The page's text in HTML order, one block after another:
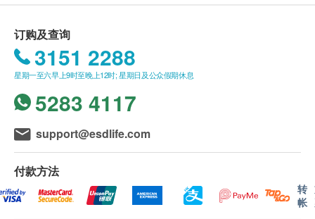
出每天好生活，超越卓越，成就最好。
ApexHealth 由科学和医学专家团队组成，探索生命科
技的研究与应用，提供国际级高标准的身体检查和基因
检测服务，更开拓崭新的「检测+」概念，把精准的检
测服务连结至个人化的跟进方案，由跨专业的医学专家
针对检测结果，于个人发展、健康管理以至生活保健等
领域，提供积极前瞻的专业建议。
我们以香港为基地，锐意以全面周详的检测服务照顾人
出每天好生活，超越卓越，成就最好。
ApexHealth专注于5大专业检测服务涵盖身体检查、癌
症检测、过敏检测、亲子鉴定和基因特质，贴心照顾不
胞癌症检查的报告时间，请参考其产品页面。)
报告跟进： 报告将以电子方式发送。客户收到电子报告
后，我们会安排医护人员致电进行专业讲解。请注意，
报告讲解的轮候时间或会因应个别化验项目所需时间或
客户指定时段等因素而有所调整。
订购一经确认，不设更改已订购的计划，转让给第三者
如有任何争议，「健康网购health.ESDlife」及
ApexHealth保留最终决定权。
免责声明：
所有健康检查/服务并非作为医务诊断或治疗用途。当阁
香港九龙弥敦道555号九龙行21楼1-3单位 (油麻地A1出口)
显示地图
星期一至五︰10:00a.m. – 1:00p.m. ; 3:00p.m. – 6:00p.m.
星期六︰10:00a.m. – 1:00p.m. ; 3:00p.m. – 6:00p.m.
星期日及公众假期︰休息
电话：35042738
订购及查询
3151 2288
星期一至六早上9时至晚上12时; 星期日及公众假期休息
5283 4117
support@esdlife.com
付款方法
转
帐